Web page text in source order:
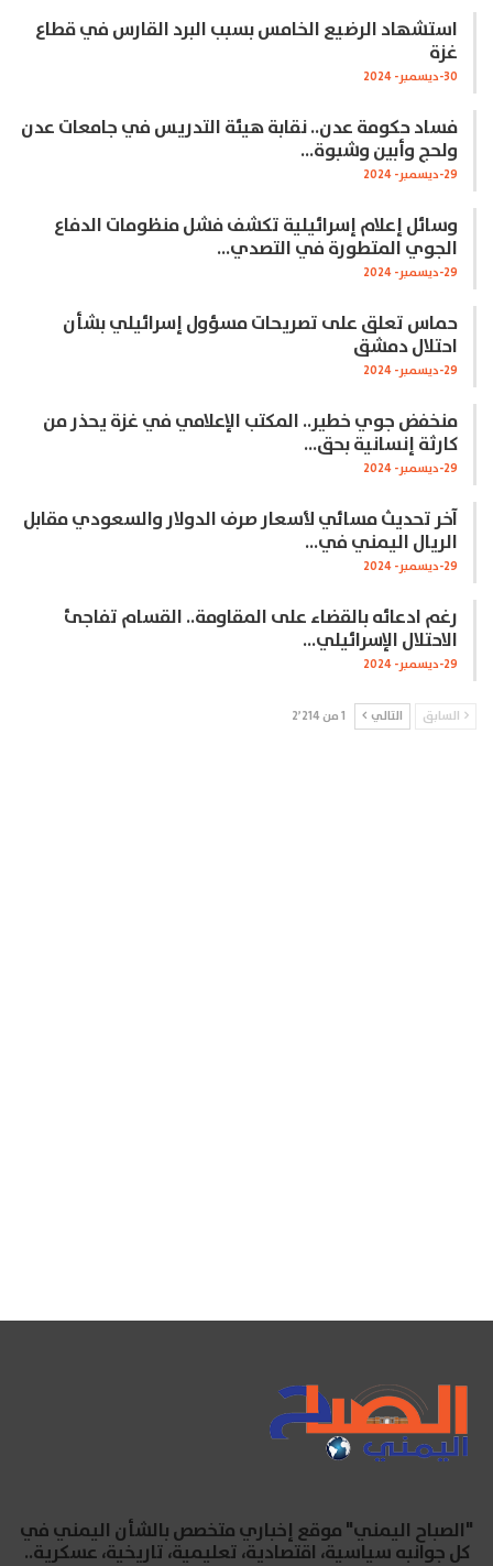
استشهاد الرضيع الخامس بسبب البرد القارس في قطاع
غزة
30-ديسمبر- 2024
فساد حكومة عدن.. نقابة هيئة التدريس في جامعات عدن
ولحج وأبين وشبوة…
29-ديسمبر- 2024
وسائل إعلام إسرائيلية تكشف فشل منظومات الدفاع
الجوي المتطورة في التصدي…
29-ديسمبر- 2024
حماس تعلق على تصريحات مسؤول إسرائيلي بشأن
احتلال دمشق
29-ديسمبر- 2024
منخفض جوي خطير.. المكتب الإعلامي في غزة يحذر من
كارثة إنسانية بحق…
29-ديسمبر- 2024
آخر تحديث مسائي لأسعار صرف الدولار والسعودي مقابل
الريال اليمني في…
29-ديسمبر- 2024
رغم ادعائه بالقضاء على المقاومة.. القسام تفاجئ
الاحتلال الإسرائيلي…
29-ديسمبر- 2024
السابق التالي 1 من 2٬214
"الصباح اليمني" موقع إخباري متخصص بالشأن اليمني في
كل جوانبه سياسية، اقتصادية، تعليمية، تاريخية، عسكرية..